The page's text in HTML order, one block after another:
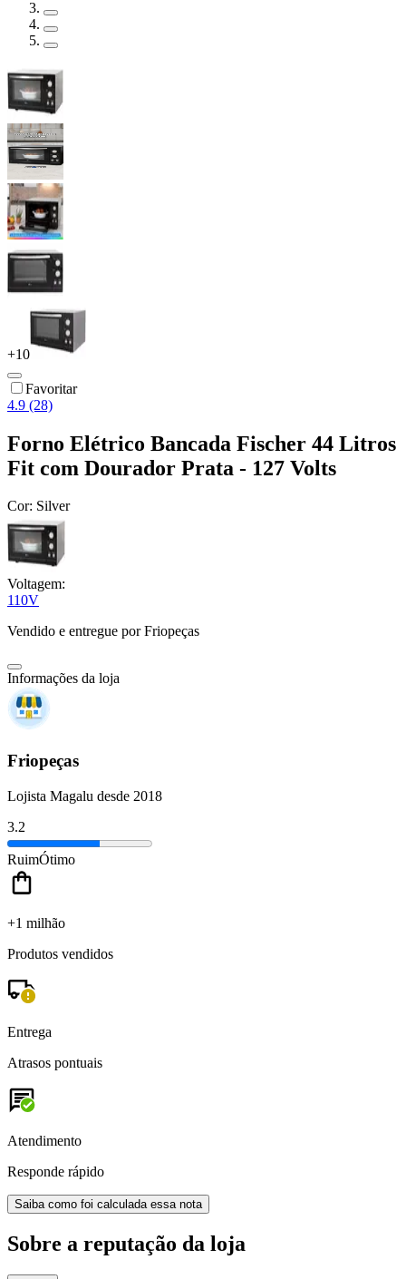
+10
Favoritar
4.9 (28)
Forno Elétrico Bancada Fischer 44 Litros
Fit com Dourador Prata - 127 Volts
Cor: Silver
Voltagem:
110V
Vendido e entregue por Friopeças
Informações da loja
Friopeças
Lojista Magalu desde 2018
3.2
RuimÓtimo
+1 milhão
Produtos vendidos
Entrega
Atrasos pontuais
Atendimento
Responde rápido
Saiba como foi calculada essa nota
Sobre a reputação da loja